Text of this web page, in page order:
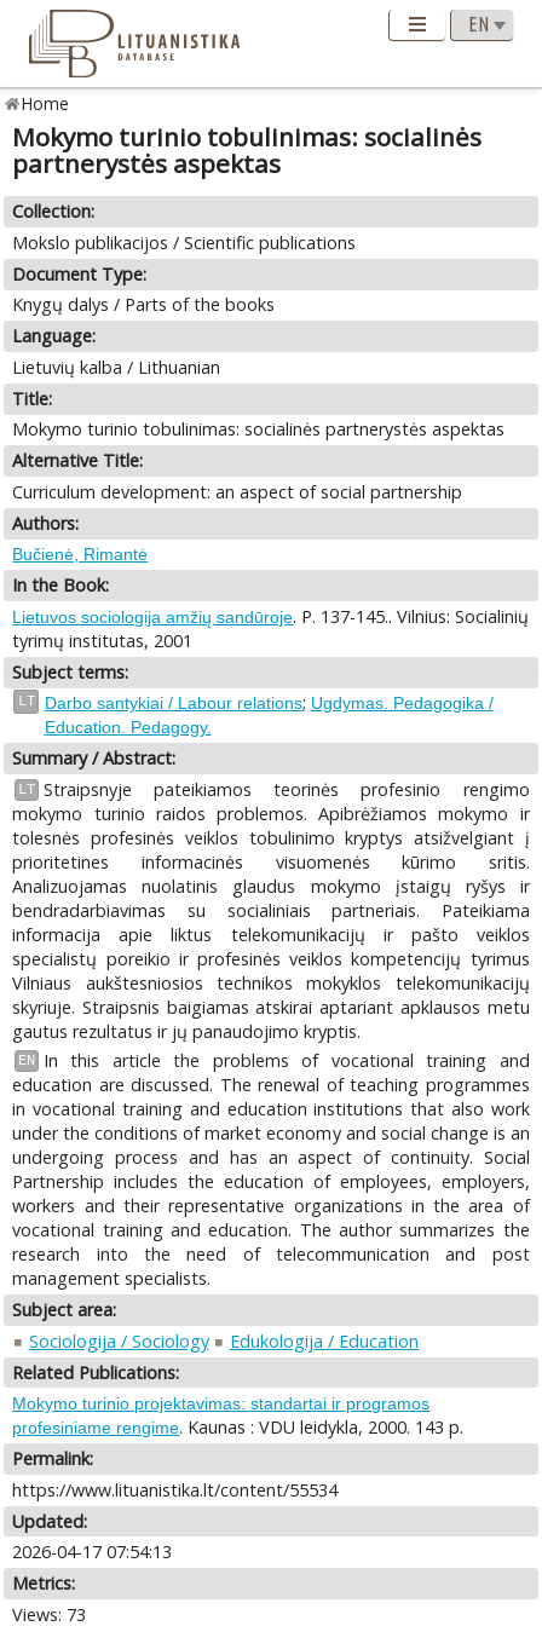
Home
Mokymo turinio tobulinimas: socialinės
partnerystės aspektas
Collection:
Mokslo publikacijos / Scientific publications
Document Type:
Knygų dalys / Parts of the books
Language:
Lietuvių kalba / Lithuanian
Title:
Mokymo turinio tobulinimas: socialinės partnerystės aspektas
Alternative Title:
Curriculum development: an aspect of social partnership
Authors:
Bučienė, Rimantė
In the Book:
Lietuvos sociologija amžių sandūroje. P. 137-145.. Vilnius: Socialinių
tyrimų institutas, 2001
Subject terms:
LT Darbo santykiai / Labour relations; Ugdymas. Pedagogika /
Education. Pedagogy.
Summary / Abstract:
LT Straipsnyje pateikiamos teorinės profesinio rengimo
mokymo turinio raidos problemos. Apibrėžiamos mokymo ir
tolesnės profesinės veiklos tobulinimo kryptys atsižvelgiant į
prioritetines informacinės visuomenės kūrimo sritis.
Analizuojamas nuolatinis glaudus mokymo įstaigų ryšys ir
bendradarbiavimas su socialiniais partneriais. Pateikiama
informacija apie liktus telekomunikacijų ir pašto veiklos
specialistų poreikio ir profesinės veiklos kompetencijų tyrimus
Vilniaus aukštesniosios technikos mokyklos telekomunikacijų
skyriuje. Straipsnis baigiamas atskirai aptariant apklausos metu
gautus rezultatus ir jų panaudojimo kryptis.
EN
In this article the problems of vocational training and
education are discussed. The renewal of teaching programmes
in vocational training and education institutions that also work
under the conditions of market economy and social change is an
undergoing process and has an aspect of continuity. Social
Partnership includes the education of employees, employers,
workers and their representative organizations in the area of
vocational training and education. The author summarizes the
research into the need of telecommunication and post
management specialists.
Subject area:
Sociologija / Sociology
Edukologija / Education
Related Publications:
Mokymo turinio projektavimas: standartai ir programos
profesiniame rengime. Kaunas : VDU leidykla, 2000. 143 p.
Permalink:
https://www.lituanistika.lt/content/55534
Updated:
2026-04-17 07:54:13
Metrics:
Views: 73